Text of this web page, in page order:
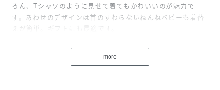
ろん、Tシャツのように見せて着てもかわいいのが魅力で
す。あわせのデザインは首のすわらないねんねベビーも着替
えが簡単。ギフトにも最適です。
more